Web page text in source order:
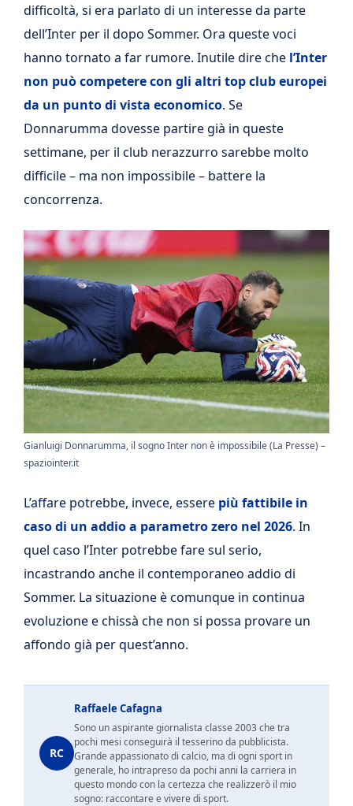
difficoltà, si era parlato di un interesse da parte
dell’Inter per il dopo Sommer. Ora queste voci
hanno tornato a far rumore. Inutile dire che l’Inter
non può competere con gli altri top club europei
da un punto di vista economico. Se
Donnarumma dovesse partire già in queste
settimane, per il club nerazzurro sarebbe molto
difficile – ma non impossibile – battere la
concorrenza.
Gianluigi Donnarumma, il sogno Inter non è impossibile (La Presse) –
spaziointer.it
L’affare potrebbe, invece, essere più fattibile in
caso di un addio a parametro zero nel 2026. In
quel caso l’Inter potrebbe fare sul serio,
incastrando anche il contemporaneo addio di
Sommer. La situazione è comunque in continua
evoluzione e chissà che non si possa provare un
affondo già per quest’anno.
RC
Raffaele Cafagna
Sono un aspirante giornalista classe 2003 che tra
pochi mesi conseguirà il tesserino da pubblicista.
Grande appassionato di calcio, ma di ogni sport in
generale, ho intrapreso da pochi anni la carriera in
questo mondo con la certezza che realizzerò il mio
sogno: raccontare e vivere di sport.